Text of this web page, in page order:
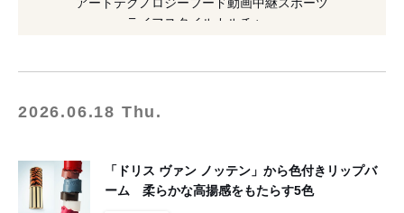
ライフスタイル
カルチャー
2026.06.18 Thu.
「ドリス ヴァン ノッテン」から色付きリップバ
ーム 柔らかな高揚感をもたらす5色